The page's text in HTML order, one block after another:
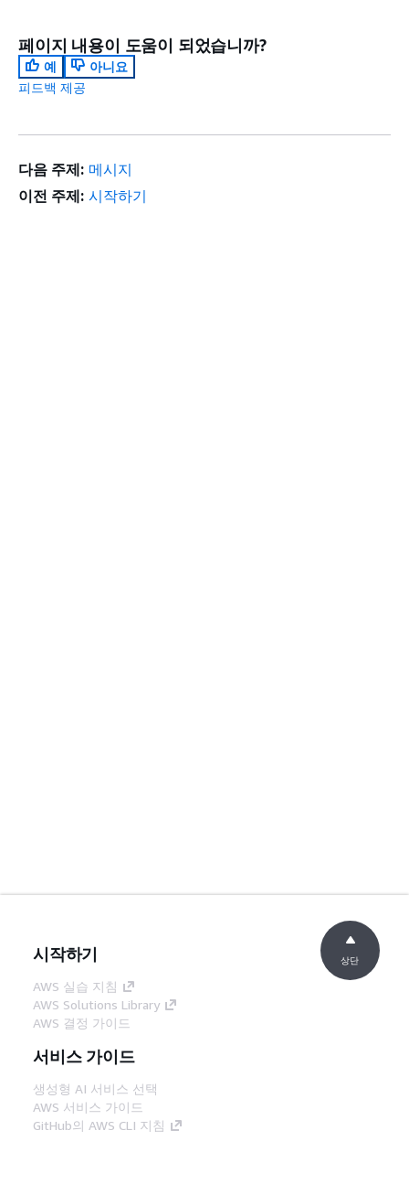
페이지 내용이 도움이 되었습니까?
예
아니요
피드백 제공
다음 주제: 메시지
이전 주제: 시작하기
시작하기
AWS 실습 지침
AWS Solutions Library
AWS 결정 가이드
서비스 가이드
생성형 AI 서비스 선택
AWS 서비스 가이드
GitHub의 AWS CLI 지침
상단